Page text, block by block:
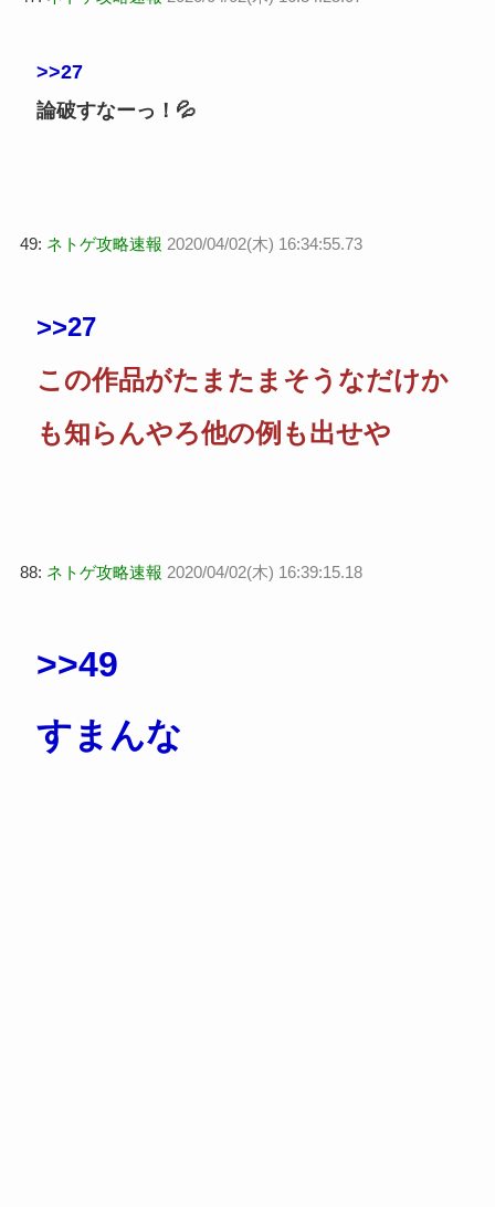
>>27
論破すなーっ！💦
49: ネトゲ攻略速報 2020/04/02(木) 16:34:55.73
>>27
この作品がたまたまそうなだけか
も知らんやろ他の例も出せや
88: ネトゲ攻略速報 2020/04/02(木) 16:39:15.18
>>49
すまんな